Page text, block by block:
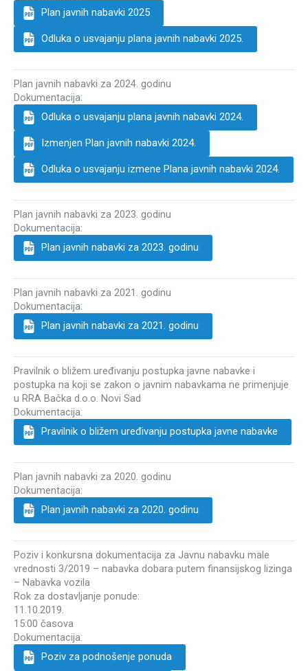
Plan javnih nabavki 2025
Odluka o usvajanju plana javnih nabavki 2025.
Plan javnih nabavki za 2024. godinu
Dokumentacija:
Odluka o usvajanju plana javnih nabavki 2024.
Izmenjen Plan javnih nabavki 2024.
Odluka o usvajanju izmene Plana javnih nabavki 2024.
Plan javnih nabavki za 2023. godinu
Dokumentacija:
Plan javnih nabavki za 2023. godinu
Plan javnih nabavki za 2021. godinu
Dokumentacija:
Plan javnih nabavki za 2021. godinu
Pravilnik o bližem uređivanju postupka javne nabavke i
postupka na koji se zakon o javnim nabavkama ne primenjuje
u RRA Bačka d.o.o. Novi Sad
Dokumentacija:
Pravilnik o bližem uređivanju postupka javne nabavke
Plan javnih nabavki za 2020. godinu
Dokumentacija:
Plan javnih nabavki za 2020. godinu
Poziv i konkursna dokumentacija za Javnu nabavku male
vrednosti 3/2019 – nabavka dobara putem finansijskog lizinga
– Nabavka vozila
Rok za dostavljanje ponude:
11.10.2019.
15:00 časova
Dokumentacija:
Poziv za podnošenje ponuda